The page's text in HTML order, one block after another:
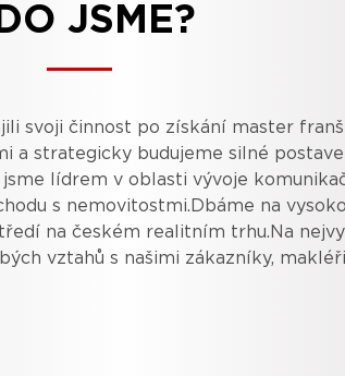
JSME?
svoji činnost po získání master
a strategicky budujeme silné
lídrem v oblasti vývoje
s nemovitostmi.Dbáme na
na českém realitním trhu.Na
vztahů s našimi zákazníky,